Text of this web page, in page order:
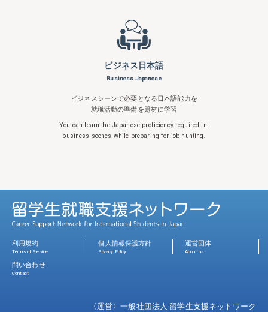
ビジネス日本語
Business Japanese
ビジネスシーンで必要となる日本語能力を
就職活動の準備を題材に学習
You can learn the Japanese proficiency required in
business scenes while preparing for job hunting.
利用規約
Terms of Service
個人情報保護方針
Privacy Policy
運営団体
About us
問い合わせ
Contact
〈運営〉一般社団法人 留学生支援ネットワーク